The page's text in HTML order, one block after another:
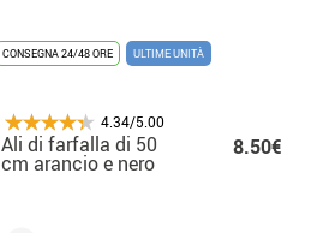
CONSEGNA 24/48 ORE ULTIME UNITÀ
4.34/5.00
Ali di farfalla di 50
cm arancio e nero
8.50€